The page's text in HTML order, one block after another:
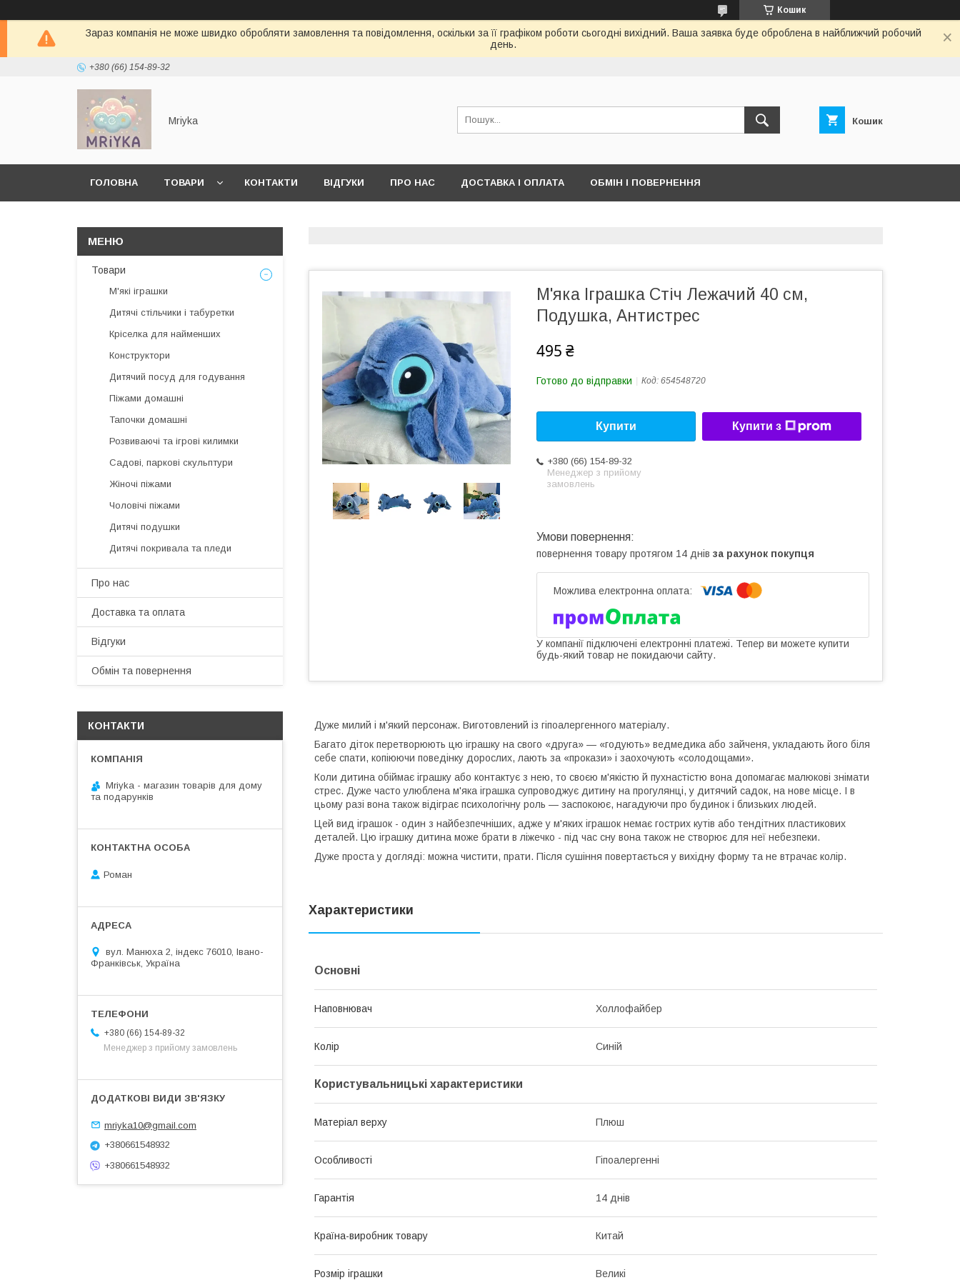
Кошик
Зараз компанія не може швидко обробляти замовлення та повідомлення, оскільки за її графіком роботи сьогодні вихідний. Ваша заявка буде оброблена в найближчий робочий
день.
+380 (66) 154-89-32
Mriyka Кошик
ГОЛОВНА ТОВАРИ КОНТАКТИ ВІДГУКИ ПРО НАС ДОСТАВКА І ОПЛАТА ОБМІН І ПОВЕРНЕННЯ
М'яка Іграшка Стіч Лежачий 40 см,
Подушка, Антистрес
495 ₴
Готово до відправки Код: 654548720
Купити Купити з
+380 (66) 154-89-32
Менеджер з прийому
замовлень
повернення товару протягом 14 днів за рахунок покупця
У компанії підключені електронні платежі. Тепер ви можете купити
будь-який товар не покидаючи сайту.
Дуже милий і м'який персонаж. Виготовлений із гіпоалергенного матеріалу.
Багато діток перетворюють цю іграшку на свого «друга» — «годують» ведмедика або зайченя, укладають його біля
себе спати, копіюючи поведінку дорослих, лають за «прокази» і заохочують «солодощами».
Коли дитина обіймає іграшку або контактує з нею, то своєю м'якістю й пухнастістю вона допомагає малюкові знімати
стрес. Дуже часто улюблена м'яка іграшка супроводжує дитину на прогулянці, у дитячий садок, на нове місце. І в
цьому разі вона також відіграє психологічну роль — заспокоює, нагадуючи про будинок і близьких людей.
Цей вид іграшок - один з найбезпечніших, адже у м'яких іграшок немає гострих кутів або тендітних пластикових
деталей. Цю іграшку дитина може брати в ліжечко - під час сну вона також не створює для неї небезпеки.
Дуже проста у догляді: можна чистити, прати. Після сушіння повертається у вихідну форму та не втрачає колір.
Характеристики
Основні
Наповнювач Холлофайбер
Колір Синій
Користувальницькі характеристики
Матеріал верху Плюш
Особливості Гіпоалергенні
Гарантія 14 днів
Країна-виробник товару Китай
Розмір іграшки Великі
Товари
М'які іграшки
Дитячі стільчики і табуретки
Кріселка для найменших
Конструктори
Дитячий посуд для годування
Піжами домашні
Тапочки домашні
Розвиваючі та ігрові килимки
Садові, паркові скульптури
Жіночі піжами
Чоловічі піжами
Дитячі подушки
Дитячі покривала та пледи
Про нас
Доставка та оплата
Відгуки
Обмін та повернення
КОНТАКТИ
Mriyka - магазин товарів для дому
та подарунків
Роман
вул. Манюха 2, індекс 76010, Івано-
Франківськ, Україна
+380 (66) 154-89-32
Менеджер з прийому замовлень
mriyka10@gmail.com
+380661548932
+380661548932